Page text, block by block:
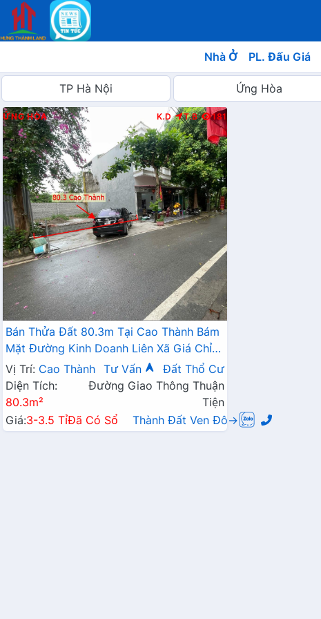
Nhà Ở PL. Đấu Giá
ỨNG HÒA K.D T.B 181
Bán Thửa Đất 80.3m Tại Cao Thành Bám
Mặt Đường Kinh Doanh Liên Xã Giá Chỉ
Vài Tỷ
Vị Trí: Cao Thành Tư Vấn
Đất Thổ Cư
Diện Tích:
80.3m²
Đường Giao Thông Thuận
Tiện
Giá:3-3.5 TỉĐã Có Sổ Thành Đất Ven Đô→